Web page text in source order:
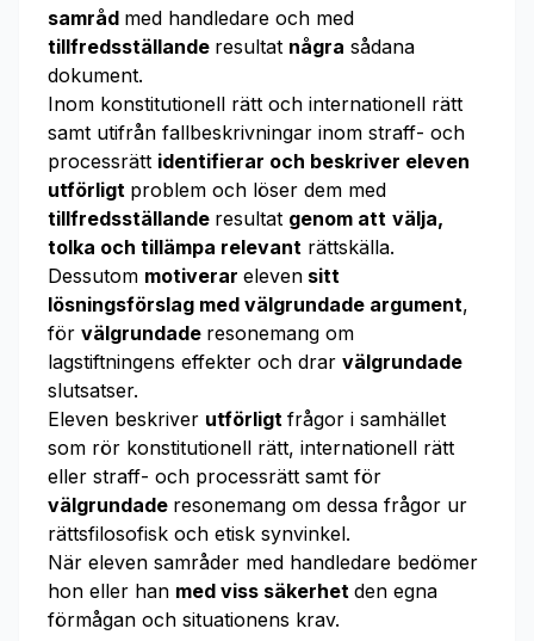
samråd med handledare och med
tillfredsställande resultat några sådana
dokument.
Inom konstitutionell rätt och internationell rätt
samt utifrån fallbeskrivningar inom straff- och
processrätt identifierar och beskriver eleven
utförligt problem och löser dem med
tillfredsställande resultat genom att välja,
tolka och tillämpa relevant rättskälla.
Dessutom motiverar eleven sitt
lösningsförslag med välgrundade argument,
för välgrundade resonemang om
lagstiftningens effekter och drar välgrundade
slutsatser.
Eleven beskriver utförligt frågor i samhället
som rör konstitutionell rätt, internationell rätt
eller straff- och processrätt samt för
välgrundade resonemang om dessa frågor ur
rättsfilosofisk och etisk synvinkel.
När eleven samråder med handledare bedömer
hon eller han med viss säkerhet den egna
förmågan och situationens krav.